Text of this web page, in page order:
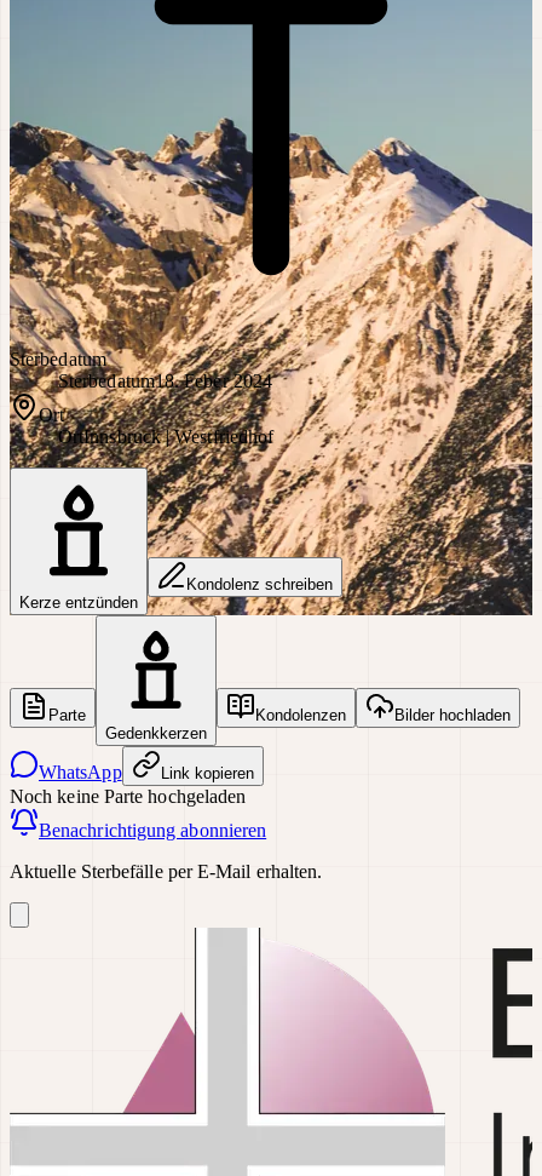
Sterbedatum
Sterbedatum18. Feber 2024
Ort
OrtInnsbruck | Westfriedhof
Kerze entzünden
Kondolenz schreiben
Parte
Gedenkkerzen
Kondolenzen Bilder hochladen
WhatsApp Link kopieren
Noch keine Parte hochgeladen
Benachrichtigung abonnieren
Aktuelle Sterbefälle per E-Mail erhalten.